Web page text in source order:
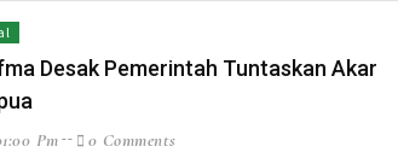
Desak Pemerintah Tuntaskan Akar
Pm
0 Comments